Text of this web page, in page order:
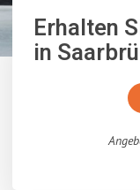
Erhalten
in